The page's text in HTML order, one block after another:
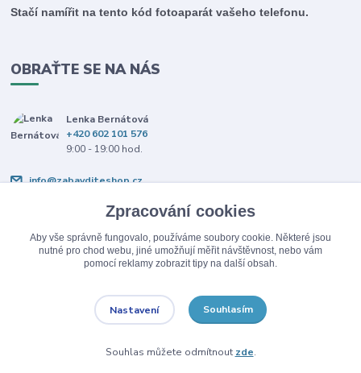
Stačí namířit na tento kód fotoaparát vašeho telefonu.
OBRAŤTE SE NA NÁS
Lenka Bernátová
+420 602 101 576
9:00 - 19:00 hod.
info@zabavditeshop.cz
Upravit sběr cookies.
Vytvořeno na
Eshop-rychle.cz
Zpracování cookies
Aby vše správně fungovalo, používáme soubory cookie. Některé jsou
nutné pro chod webu, jiné umožňují měřit návštěvnost, nebo vám
pomocí reklamy zobrazit tipy na další obsah.
Nastavení Souhlasím
Souhlas můžete odmítnout zde.